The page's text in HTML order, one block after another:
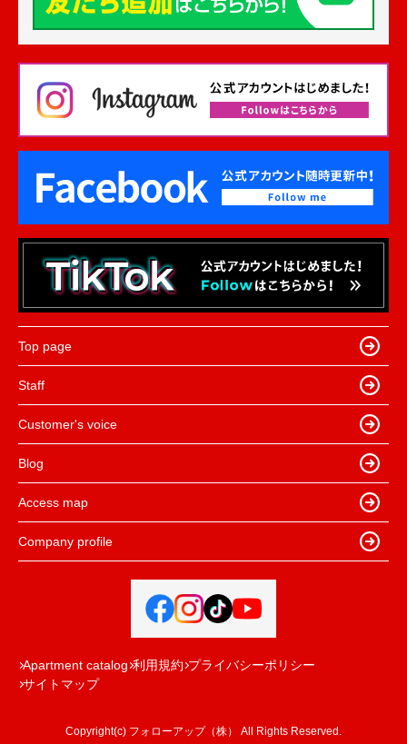
Top page
Staff
Customer's voice
Blog
Access map
Company profile
Apartment catalog 利用規約 プライバシーポリシー
サイトマップ
Copyright(c) フォローアップ（株） All Rights Reserved.